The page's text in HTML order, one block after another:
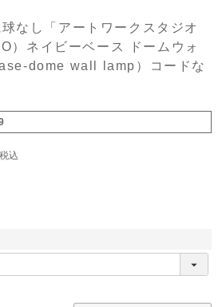
なし「アートワークスタジオ
）ネイビーベース ドームウォ
dome wall lamp）コードな
税込